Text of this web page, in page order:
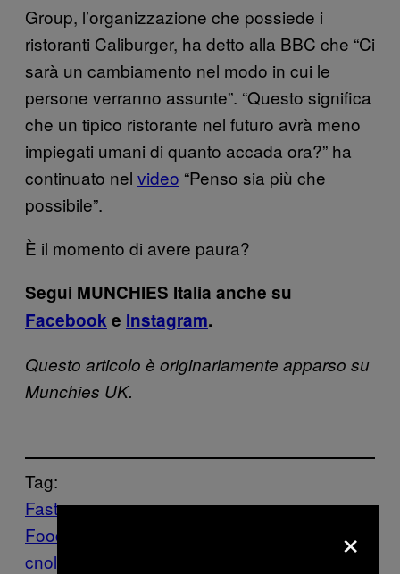
Group, l’organizzazione che possiede i
ristoranti Caliburger, ha detto alla BBC che “Ci
sarà un cambiamento nel modo in cui le
persone verranno assunte”. “Questo significa
che un tipico ristorante nel futuro avrà meno
impiegati umani di quanto accada ora?” ha
continuato nel video “Penso sia più che
possibile”.
È il momento di avere paura?
Segui MUNCHIES Italia anche su
Facebook e Instagram.
Questo articolo è originariamente apparso su
Munchies UK.
Tag:
Fast
Food
Te
cnologia
×